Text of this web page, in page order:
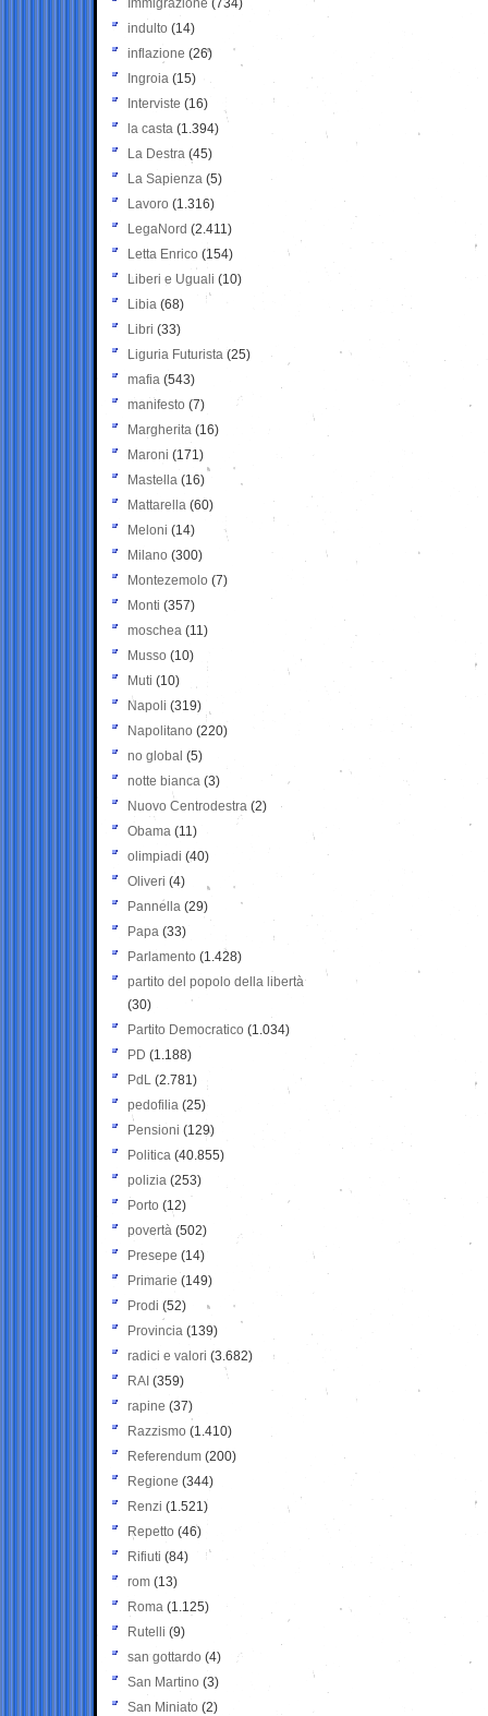
Immigrazione (734)
indulto (14)
inflazione (26)
Ingroia (15)
Interviste (16)
la casta (1.394)
La Destra (45)
La Sapienza (5)
Lavoro (1.316)
LegaNord (2.411)
Letta Enrico (154)
Liberi e Uguali (10)
Libia (68)
Libri (33)
Liguria Futurista (25)
mafia (543)
manifesto (7)
Margherita (16)
Maroni (171)
Mastella (16)
Mattarella (60)
Meloni (14)
Milano (300)
Montezemolo (7)
Monti (357)
moschea (11)
Musso (10)
Muti (10)
Napoli (319)
Napolitano (220)
no global (5)
notte bianca (3)
Nuovo Centrodestra (2)
Obama (11)
olimpiadi (40)
Oliveri (4)
Pannella (29)
Papa (33)
Parlamento (1.428)
partito del popolo della libertà
(30)
Partito Democratico (1.034)
PD (1.188)
PdL (2.781)
pedofilia (25)
Pensioni (129)
Politica (40.855)
polizia (253)
Porto (12)
povertà (502)
Presepe (14)
Primarie (149)
Prodi (52)
Provincia (139)
radici e valori (3.682)
RAI (359)
rapine (37)
Razzismo (1.410)
Referendum (200)
Regione (344)
Renzi (1.521)
Repetto (46)
Rifiuti (84)
rom (13)
Roma (1.125)
Rutelli (9)
san gottardo (4)
San Martino (3)
San Miniato (2)